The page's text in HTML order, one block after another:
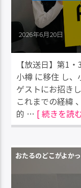
2026年6月20日
【放送日】第1
小樽 に移住 し、
ゲストにお招き
これまでの経緯
的 … [ 続きを読
おたるのどこがよか